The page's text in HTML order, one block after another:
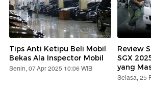
Tips Anti Ketipu Beli Mobil
Bekas Ala Inspector Mobil
Senin, 07 Apr 2025 10:06 WIB
Review
SGX
yang
Selasa, 25